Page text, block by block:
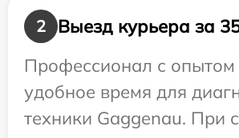
2
Выезд курьера за
Профессионал с опытом
удобное время для
техники Gaggenau. При